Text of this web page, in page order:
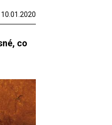
10.01.2020
co